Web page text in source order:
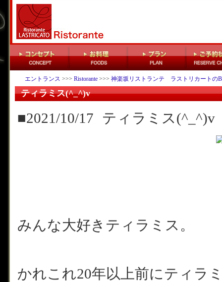
エントランス >>> Ristorante >>> 神楽坂リストランテ ラストリカートの
ティラミス(^_^)v
■2021/10/17 ティラミス(^_^)v
みんな大好きティラミス。
かれこれ20年以上前にティラ